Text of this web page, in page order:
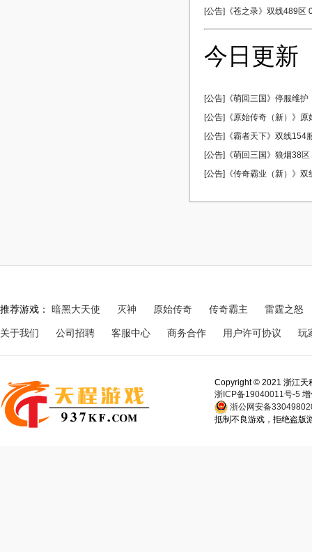
[公告]《苍之录》双线489区
今日更新
[公告]《萌回三国》停服维护
[公告]《原始传奇（新）》
[公告]《霸者天下》双线154
[公告]《萌回三国》狼烟38
[公告]《传奇霸业（新）》
推荐游戏： 暗黑大天使 灭神 原始传奇 传奇霸主 雷霆之怒
关于我们 公司招聘 客服中心 商务合作 用户许可协议 玩
Copyright © 2021 浙江天
浙ICP备19040011号-5
浙公网安备
抵制不良游戏，拒绝盗版